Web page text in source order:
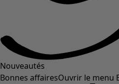
Nouveautés
Bonnes affairesOuvrir le menu